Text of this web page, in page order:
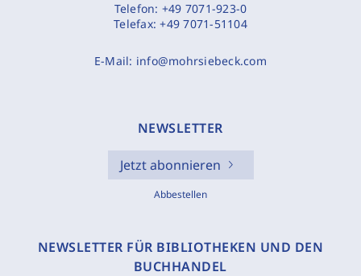
Telefon: +49 7071-923-0
Telefax:+49 7071-51104
E-Mail: info@mohrsiebeck.com
NEWSLETTER
Jetzt abonnieren
Abbestellen
NEWSLETTER FÜR BIBLIOTHEKEN UND DEN
BUCHHANDEL